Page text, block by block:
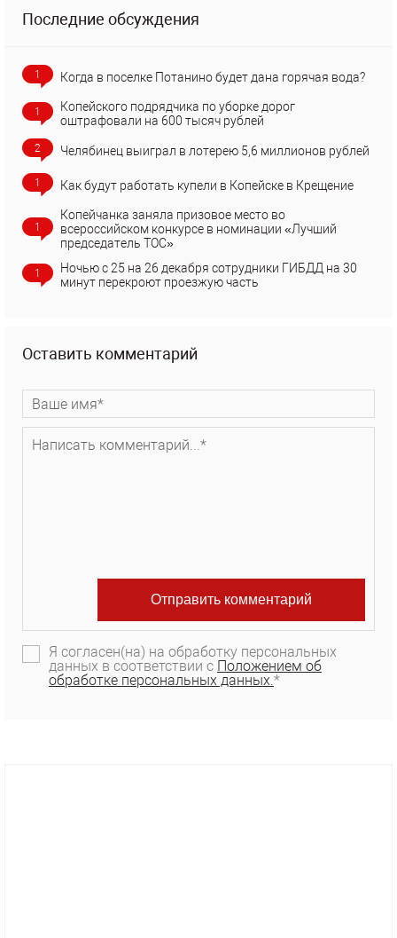
Последние обсуждения
1 Когда в поселке Потанино будет дана горячая вода?
1
Копейского подрядчика по уборке дорог
оштрафовали на 600 тысяч рублей
2 Челябинец выиграл в лотерею 5,6 миллионов рублей
1 Как будут работать купели в Копейске в Крещение
1
Копейчанка заняла призовое место во
всероссийском конкурсе в номинации «Лучший
председатель ТОС»
1
Ночью с 25 на 26 декабря сотрудники ГИБДД на 30
минут перекроют проезжую часть
Оставить комментарий
Я согласен(на) на обработку персональных
данных в соответствии с Положением об
обработке персональных данных.*